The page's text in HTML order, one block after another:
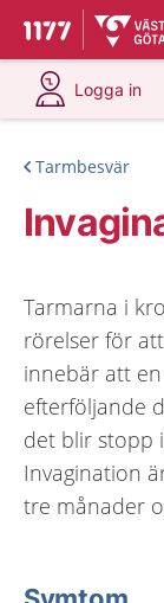
Till startsidan
Du har
Logga in
på
Tarmbesvär
Tarmarna i
rörelser för
innebär att
efterföljande
det blir stopp
Invagination
tre månader